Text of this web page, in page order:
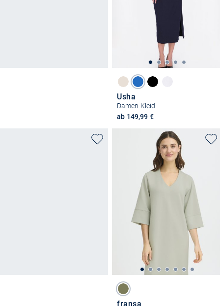
Usha
Damen Kleid
ab 149,99 €
fransa